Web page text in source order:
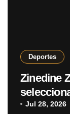
Deportes
Zinedine
Jul 28, 2026